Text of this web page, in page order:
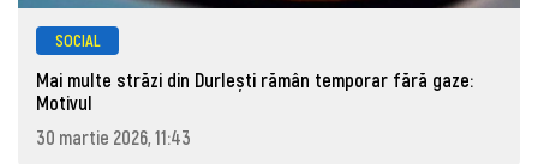
SOCIAL
Mai multe străzi din Durlești rămân temporar fără gaze:
Motivul
30 martie 2026, 11:43